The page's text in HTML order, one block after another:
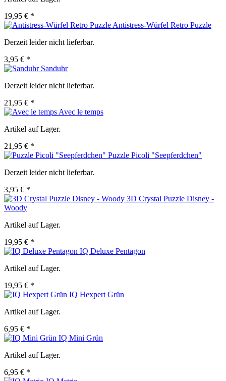
19,95 € *
Antistress-Würfel Retro Puzzle
Derzeit leider nicht lieferbar.
3,95 € *
Sanduhr
Derzeit leider nicht lieferbar.
21,95 € *
Avec le temps
Artikel auf Lager.
21,95 € *
Puzzle Picoli "Seepferdchen"
Derzeit leider nicht lieferbar.
3,95 € *
3D Crystal Puzzle Disney -
Woody
Artikel auf Lager.
19,95 € *
IQ Deluxe Pentagon
Artikel auf Lager.
19,95 € *
IQ Hexpert Grün
Artikel auf Lager.
6,95 € *
IQ Mini Grün
Artikel auf Lager.
6,95 € *